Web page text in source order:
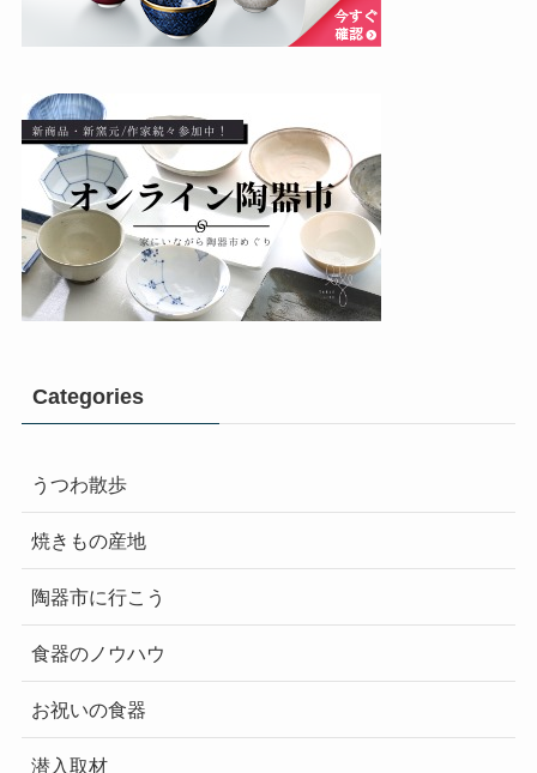
Categories
うつわ散歩
焼きもの産地
陶器市に行こう
食器のノウハウ
お祝いの食器
潜入取材